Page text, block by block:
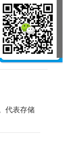
代表存储